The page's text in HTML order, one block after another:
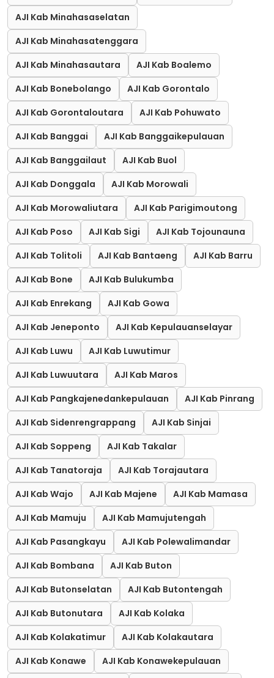
AJI Kab Minahasaselatan
AJI Kab Minahasatenggara
AJI Kab Minahasautara
AJI Kab Boalemo
AJI Kab Bonebolango
AJI Kab Gorontalo
AJI Kab Gorontaloutara
AJI Kab Pohuwato
AJI Kab Banggai
AJI Kab Banggaikepulauan
AJI Kab Banggailaut
AJI Kab Buol
AJI Kab Donggala
AJI Kab Morowali
AJI Kab Morowaliutara
AJI Kab Parigimoutong
AJI Kab Poso
AJI Kab Sigi
AJI Kab Tojounauna
AJI Kab Tolitoli
AJI Kab Bantaeng
AJI Kab Barru
AJI Kab Bone
AJI Kab Bulukumba
AJI Kab Enrekang
AJI Kab Gowa
AJI Kab Jeneponto
AJI Kab Kepulauanselayar
AJI Kab Luwu
AJI Kab Luwutimur
AJI Kab Luwuutara
AJI Kab Maros
AJI Kab Pangkajenedankepulauan
AJI Kab Pinrang
AJI Kab Sidenrengrappang
AJI Kab Sinjai
AJI Kab Soppeng
AJI Kab Takalar
AJI Kab Tanatoraja
AJI Kab Torajautara
AJI Kab Wajo
AJI Kab Majene
AJI Kab Mamasa
AJI Kab Mamuju
AJI Kab Mamujutengah
AJI Kab Pasangkayu
AJI Kab Polewalimandar
AJI Kab Bombana
AJI Kab Buton
AJI Kab Butonselatan
AJI Kab Butontengah
AJI Kab Butonutara
AJI Kab Kolaka
AJI Kab Kolakatimur
AJI Kab Kolakautara
AJI Kab Konawe
AJI Kab Konawekepulauan